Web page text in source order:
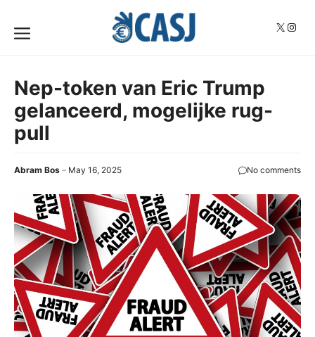
content
X
Menu
Nep-token van Eric Trump
gelanceerd, mogelijke rug-
pull
Abram Bos May 16, 2025 No comments